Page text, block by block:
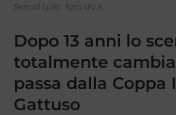
Senad Lulic: foto da X
Dopo 13 anni lo
totalmente
passa dalla Coppa
Gattuso